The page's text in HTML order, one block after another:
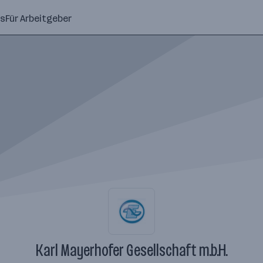
Für Arbeitgeber
Karl Mayerhofer Gesellschaft m.b.H.